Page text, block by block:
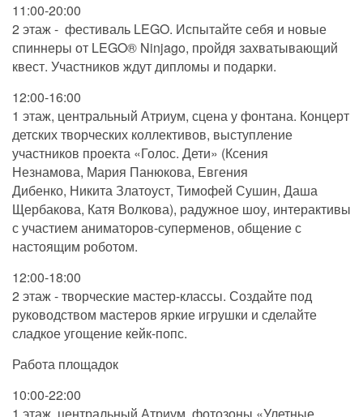
11:00-20:00
2 этаж - фестиваль LEGO. Испытайте себя и новые
спиннеры от LEGO® Ninjago, пройдя захватывающий
квест. Участников ждут дипломы и подарки.
12:00-16:00
1 этаж, центральный Атриум, сцена у фонтана. Концерт
детских творческих коллективов, выступление
участников проекта «Голос. Дети» (Ксения
Незнамова, Мария Панюкова, Евгения
Дибенко, Никита Златоуст, Тимофей Сушин, Даша
Щербакова, Катя Волкова), радужное шоу, интерактивы
с участием аниматоров-суперменов, общение с
настоящим роботом.
12:00-18:00
2 этаж - творческие мастер-классы. Создайте под
руководством мастеров яркие игрушки и сделайте
сладкое угощение кейк-попс.
Работа площадок
10:00-22:00